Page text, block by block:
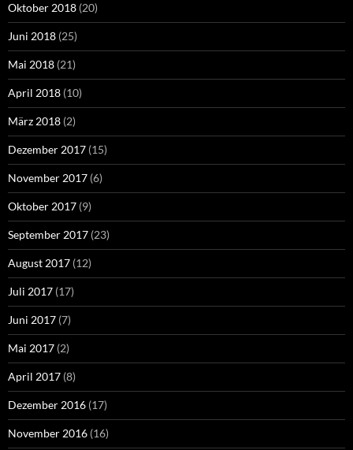
Oktober 2018 (20)
Juni 2018 (25)
Mai 2018 (21)
April 2018 (10)
März 2018 (2)
Dezember 2017 (15)
November 2017 (6)
Oktober 2017 (9)
September 2017 (23)
August 2017 (12)
Juli 2017 (17)
Juni 2017 (7)
Mai 2017 (2)
April 2017 (8)
Dezember 2016 (17)
November 2016 (16)